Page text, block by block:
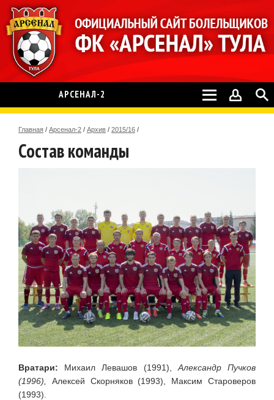
АРСЕНАЛ-2
Главная / Арсенал-2 / Архив / 2015/16 /
Состав команды
Вратари: Михаил Левашов (1991), Александр Пучков
(1996),
Алексей Скорняков (1993), Максим Староверов
(1993).